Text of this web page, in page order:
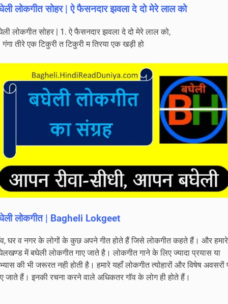
लोकगीत सोहर | ऐ फैसनदार झवला दे दो मेरे लाल को
लोकगीत सोहर | 1. ऐ फैसनदार झवला दे दो मेरे लाल को,
तीरे एक टिकुरी त टिकुरी म तिरया एक खड़ी हो
लोकगीत | Bagheli Lokgeet
घर व नगर के लोगों के कुछ अपने गीत होते हैं जिसे लोकगीत कहते हैं। और हमारे
में बघेली लोकगीत गाए जाते है। लोकगीत गाने के लिए ज्यादा प्रयास या
की भी जरूरत नही होती है। हमारे यहाँ लोकगीत त्योहारों और विषेष अवसरों
जाते हैं। इनकी रचना करने वाले अधिकतर गॉव के लोग ही होते हैं।